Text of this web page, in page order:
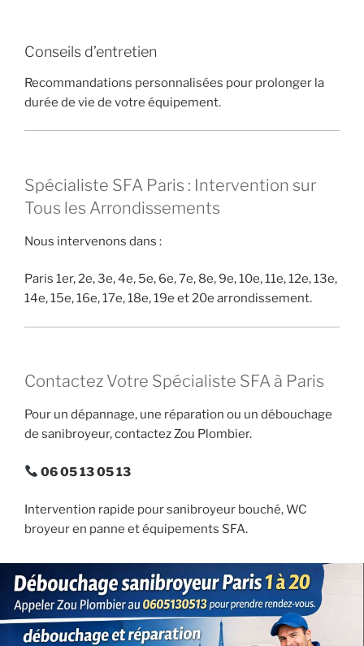
Conseils d’entretien
Recommandations personnalisées pour prolonger la
durée de vie de votre équipement.
Spécialiste SFA Paris : Intervention sur
Tous les Arrondissements
Nous intervenons dans :
Paris 1er, 2e, 3e, 4e, 5e, 6e, 7e, 8e, 9e, 10e, 11e, 12e, 13e,
14e, 15e, 16e, 17e, 18e, 19e et 20e arrondissement.
Contactez Votre Spécialiste SFA à Paris
Pour un dépannage, une réparation ou un débouchage
de sanibroyeur, contactez Zou Plombier.
06 05 13 05 13
Intervention rapide pour sanibroyeur bouché, WC
broyeur en panne et équipements SFA.